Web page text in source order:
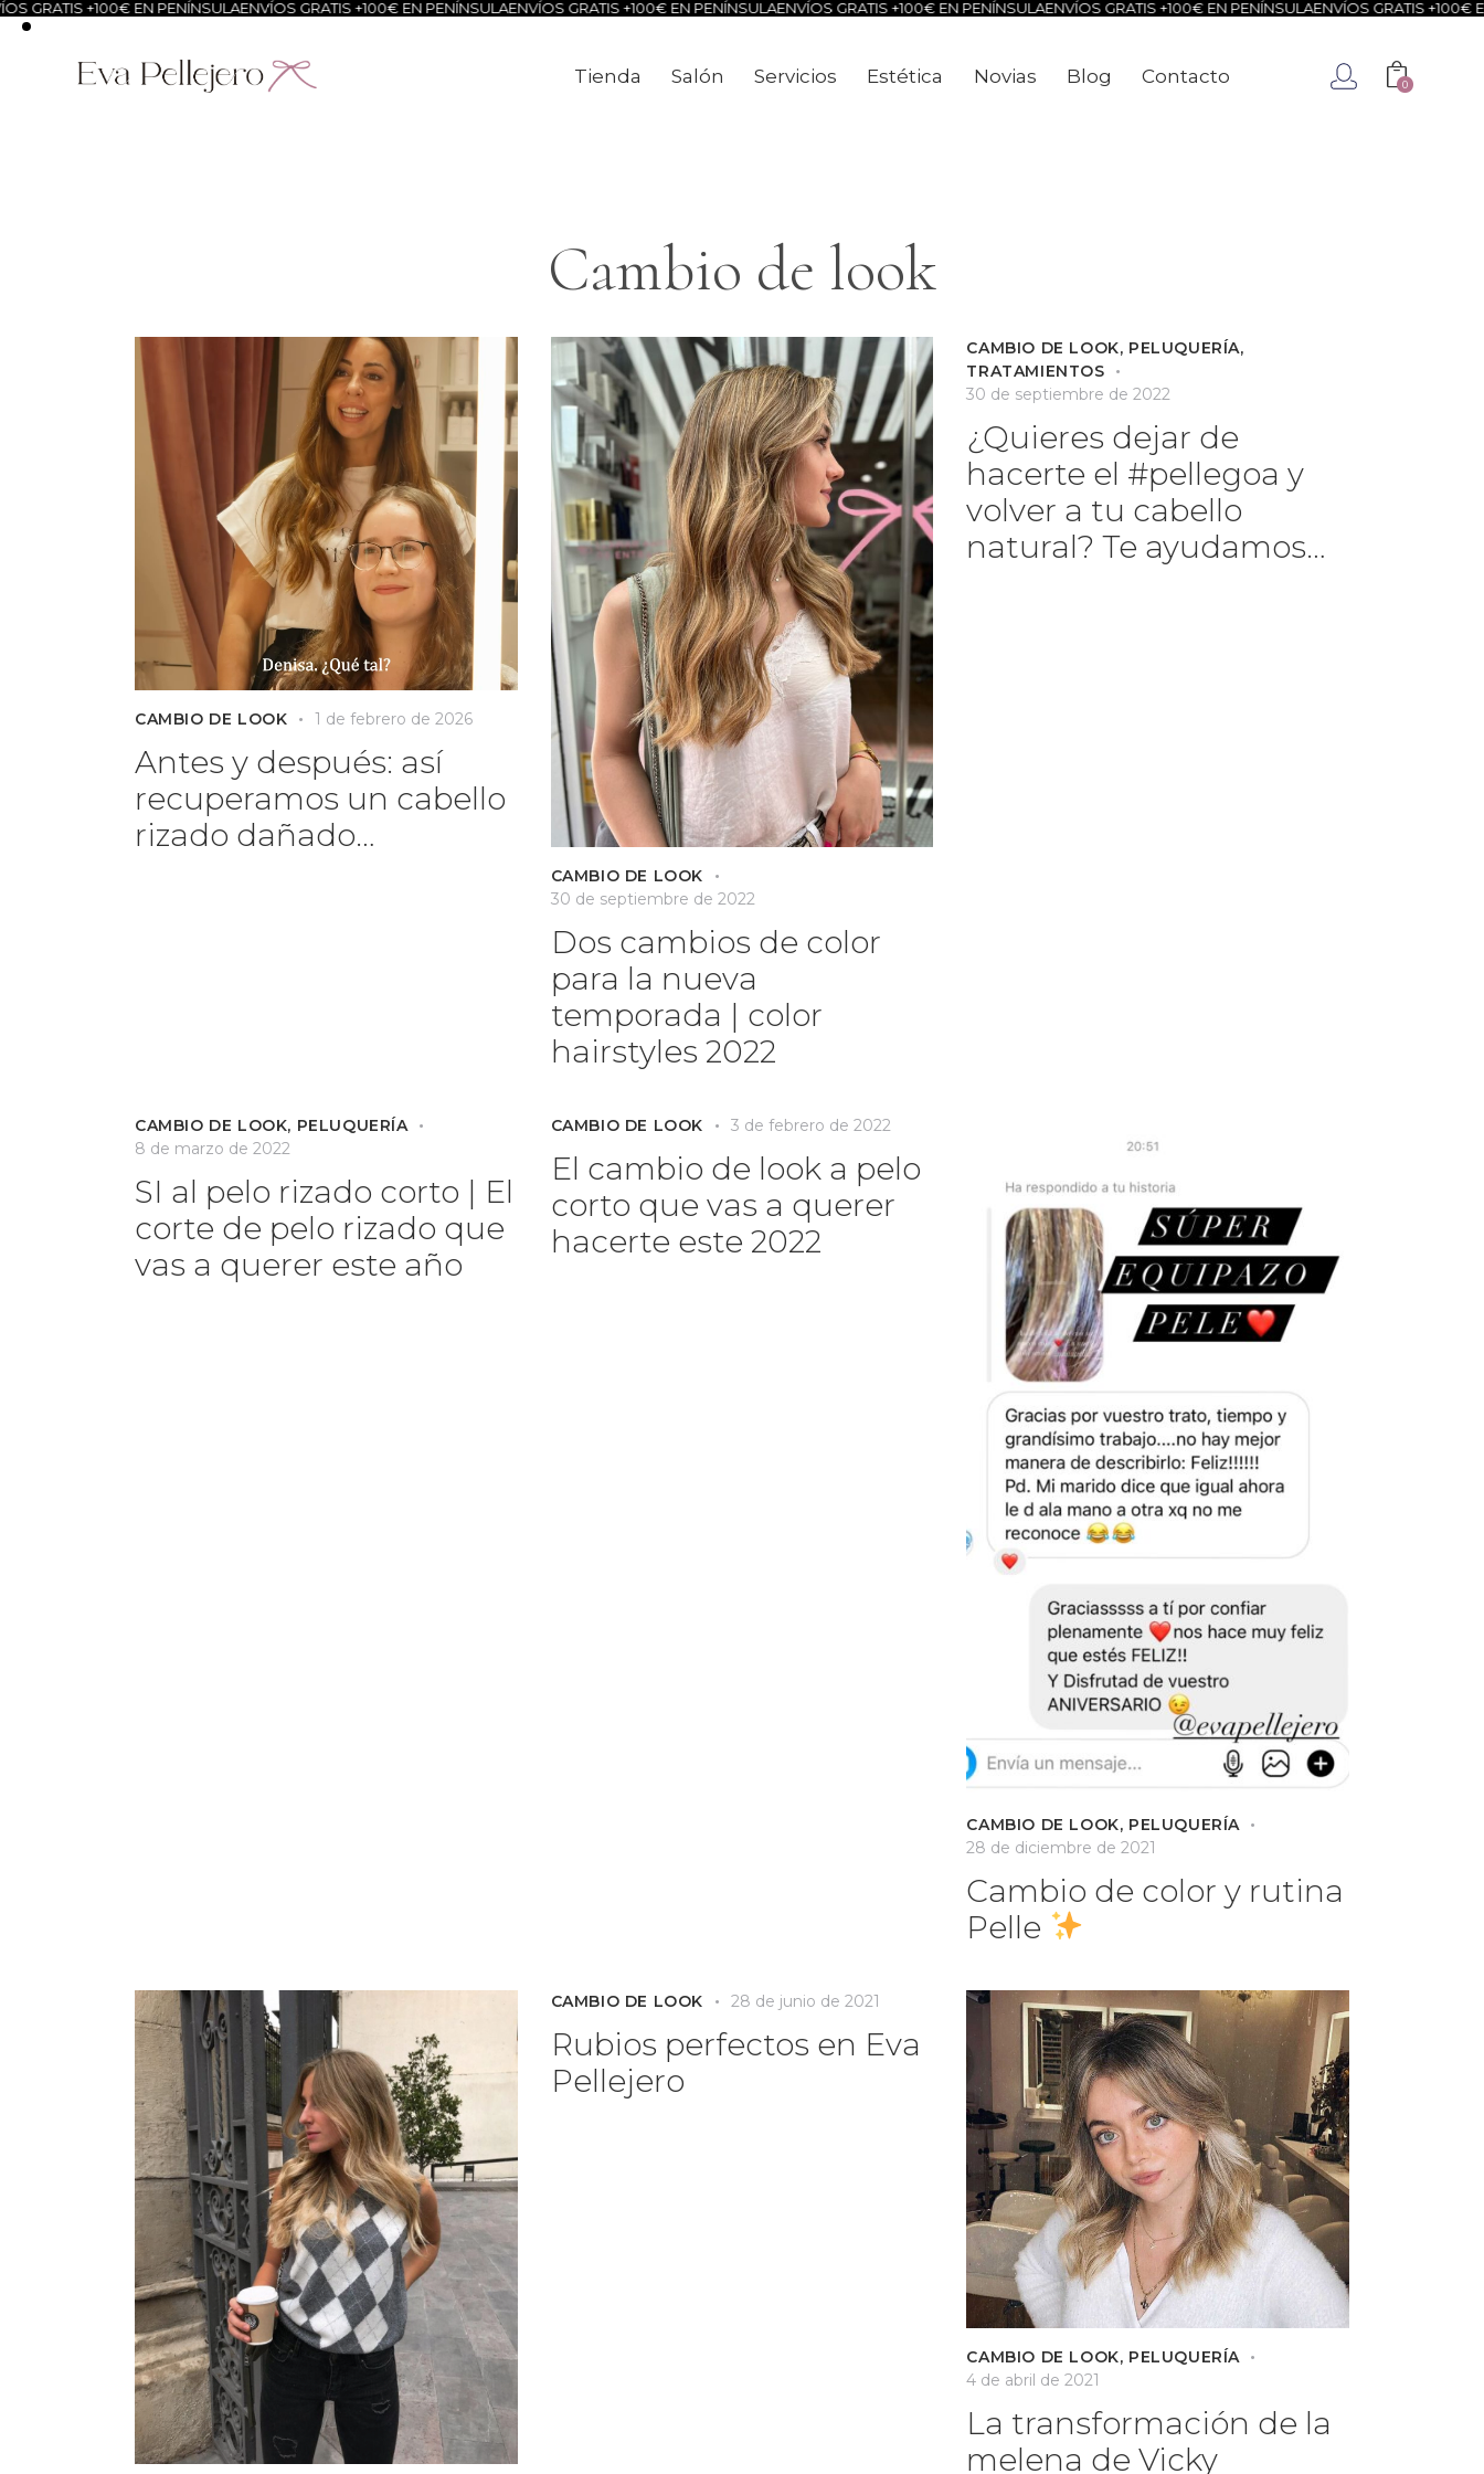
GRATIS +100€ EN PENÍNSULA ENVÍOS GRATIS +100€ EN PENÍNSULA ENVÍOS GRATIS +100€ EN PENÍNSULA ENVÍOS GRATIS +100€ EN PENÍNSULA ENVÍOS GRATIS +100€ EN PENÍNSULA ENVÍOS GRATIS +100€
Tienda Salón Servicios Estética Novias Blog Contacto 0
Cambio de look
CAMBIO DE LOOK 1 de febrero de 2026
Antes y después: así
recuperamos un cabello
rizado dañado…
CAMBIO DE LOOK
30 de septiembre de 2022
Dos cambios de color
para la nueva
temporada | color
hairstyles 2022
CAMBIO DE LOOK, PELUQUERÍA,
TRATAMIENTOS
30 de septiembre de 2022
¿Quieres dejar de
hacerte el #pellegoa y
volver a tu cabello
natural? Te ayudamos…
CAMBIO DE LOOK, PELUQUERÍA
8 de marzo de 2022
SI al pelo rizado corto | El
corte de pelo rizado que
vas a querer este año
CAMBIO DE LOOK 3 de febrero de 2022
El cambio de look a pelo
corto que vas a querer
hacerte este 2022
CAMBIO DE LOOK, PELUQUERÍA
28 de diciembre de 2021
Cambio de color y rutina
Pelle
CAMBIO DE LOOK 28 de junio de 2021
Rubios perfectos en Eva
Pellejero
CAMBIO DE LOOK, PELUQUERÍA
4 de abril de 2021
La transformación de la
melena de Vicky